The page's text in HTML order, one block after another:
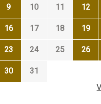
9 10 11 12
16 17 18 19
23 24 25 26
30
31